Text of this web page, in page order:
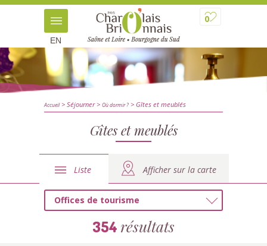
0
EN
Accueil> Séjourner> Où dormir ? > Gîtes et meublés
Gîtes et meublés
Liste Afficher sur la carte
Offices de tourisme
354 résultats